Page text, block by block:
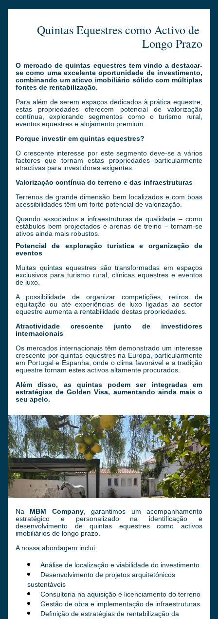
Longo Prazo
O mercado de quintas equestres tem vindo a destacar-
se como uma excelente oportunidade de investimento,
combinando um aticvo imobiliário sólido com múltiplas
fontes de rentabilização.
Para além de serem espaços dedicados à prática equestre,
estas propriedades oferecem potencial de valorização
contínua, explorando segmentos como o turismo rural,
eventos equestres e alojamento premium.
Porque investir em quintas equestres?
O crescente interesse por este segmento deve-se a vários
factores que tornam estas propriedades particularmente
atractivas para investidores exigentes:
Valorização contínua do terreno e das infraestruturas
Terrenos de grande dimensão bem localizados e com boas
acessibilidades têm um forte potencial de valorização.
Quando associados a infraestruturas de qualidade – como
estábulos bem projectados e arenas de treino – tornam-se
ativos ainda mais robustos.
Potencial de exploração turística e organização de
eventos
Muitas quintas equestres são transformadas em espaços
exclusivos para turismo rural, clínicas equestres e eventos
de luxo.
A possibilidade de organizar competições, retiros de
equitação ou até experiências de luxo ligadas ao sector
equestre aumenta a rentabilidade destas propriedades.
Atractividade crescente junto de investidores
internacionais
Os mercados internacionais têm demonstrado um interesse
crescente por quintas equestres na Europa, particularmente
em Portugal e Espanha, onde o clima favorável e a tradição
equestre tornam estes activos altamente procurados.
Além disso, as quintas podem ser integradas em
estratégias de Golden Visa, aumentando ainda mais o
seu apelo.
Na MBM Company, garantimos um acompanhamento
estratégico e personalizado na identificação e
desenvolvimento de quintas equestres como activos
imobiliários de longo prazo.
A nossa abordagem inclui:
Análise de localização e viabilidade do investimento
Desenvolvimento de projetos arquitetónicos
sustentáveis
Consultoria na aquisição e licenciamento do terreno
Gestão de obra e implementação de infraestruturas
Definição de estratégias de rentabilização da